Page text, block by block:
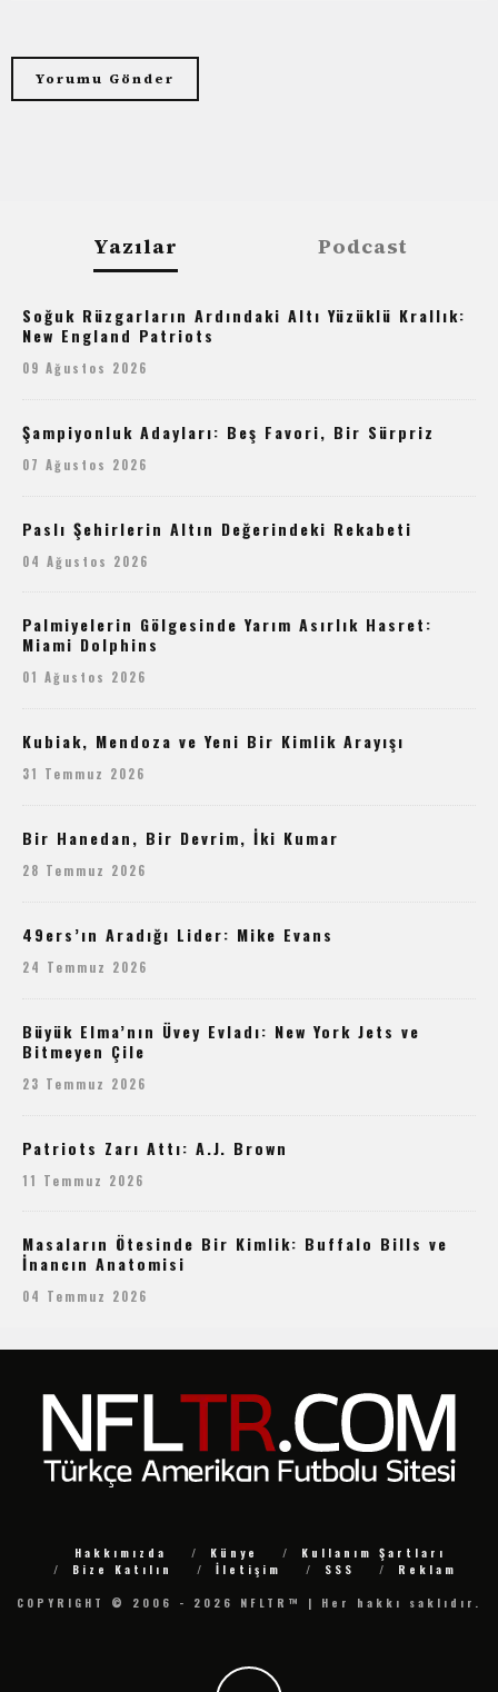
Yazılar Podcast
Soğuk Rüzgarların Ardındaki Altı Yüzüklü Krallık:
New England Patriots
09 Ağustos 2026
Şampiyonluk Adayları: Beş Favori, Bir Sürpriz
07 Ağustos 2026
Paslı Şehirlerin Altın Değerindeki Rekabeti
04 Ağustos 2026
Palmiyelerin Gölgesinde Yarım Asırlık Hasret:
Miami Dolphins
01 Ağustos 2026
Kubiak, Mendoza ve Yeni Bir Kimlik Arayışı
31 Temmuz 2026
Bir Hanedan, Bir Devrim, İki Kumar
28 Temmuz 2026
49ers’ın Aradığı Lider: Mike Evans
24 Temmuz 2026
Büyük Elma’nın Üvey Evladı: New York Jets ve
Bitmeyen Çile
23 Temmuz 2026
Patriots Zarı Attı: A.J. Brown
11 Temmuz 2026
Masaların Ötesinde Bir Kimlik: Buffalo Bills ve
İnancın Anatomisi
04 Temmuz 2026
Hakkımızda Künye
Kullanım Şartları
Bize Katılın
İletişim SSS
Reklam
COPYRIGHT © 2006 - 2026 NFLTR™ | Her hakkı saklıdır.